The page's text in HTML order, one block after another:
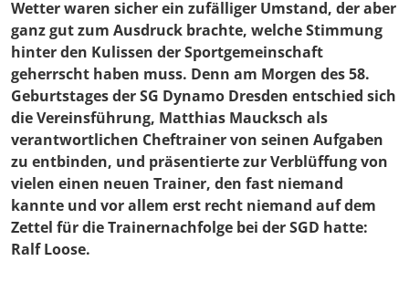
Wetter waren sicher ein zufälliger Umstand, der aber
ganz gut zum Ausdruck brachte, welche Stimmung
hinter den Kulissen der Sportgemeinschaft
geherrscht haben muss. Denn am Morgen des 58.
Geburtstages der SG Dynamo Dresden entschied sich
die Vereinsführung, Matthias Maucksch als
verantwortlichen Cheftrainer von seinen Aufgaben
zu entbinden, und präsentierte zur Verblüffung von
vielen einen neuen Trainer, den fast niemand
kannte und vor allem erst recht niemand auf dem
Zettel für die Trainernachfolge bei der SGD hatte:
Ralf Loose.